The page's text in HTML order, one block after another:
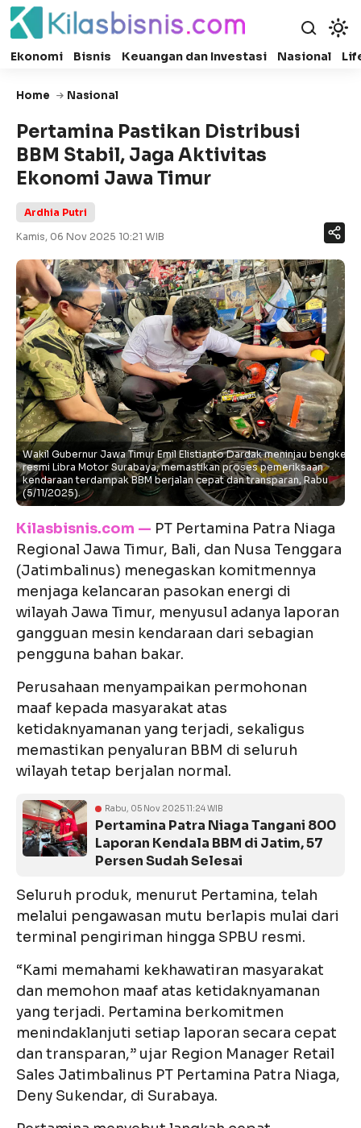
Ekonomi Bisnis Keuangan dan Investasi Nasional
Home Nasional
Pertamina Pastikan Distribusi
BBM Stabil, Jaga Aktivitas
Ekonomi Jawa Timur
Ardhia Putri
Kamis, 06 Nov 2025 10:21 WIB
Wakil Gubernur Jawa Timur Emil Elistianto Dardak meninjau bengkel
resmi Libra Motor Surabaya, memastikan proses pemeriksaan
kendaraan terdampak BBM berjalan cepat dan transparan, Rabu
(5/11/2025).
Kilasbisnis.com — PT Pertamina Patra Niaga
Regional Jawa Timur, Bali, dan Nusa Tenggara
(Jatimbalinus) menegaskan komitmennya
menjaga kelancaran pasokan energi di
wilayah Jawa Timur, menyusul adanya laporan
gangguan mesin kendaraan dari sebagian
pengguna bahan bakar.
Perusahaan menyampaikan permohonan
maaf kepada masyarakat atas
ketidaknyamanan yang terjadi, sekaligus
memastikan penyaluran BBM di seluruh
wilayah tetap berjalan normal.
Rabu, 05 Nov 2025 11:24 WIB
Pertamina Patra Niaga Tangani 800
Laporan Kendala BBM di Jatim, 57
Persen Sudah Selesai
Seluruh produk, menurut Pertamina, telah
melalui pengawasan mutu berlapis mulai dari
terminal pengiriman hingga SPBU resmi.
“Kami memahami kekhawatiran masyarakat
dan memohon maaf atas ketidaknyamanan
yang terjadi. Pertamina berkomitmen
menindaklanjuti setiap laporan secara cepat
dan transparan,” ujar Region Manager Retail
Sales Jatimbalinus PT Pertamina Patra Niaga,
Deny Sukendar, di Surabaya.